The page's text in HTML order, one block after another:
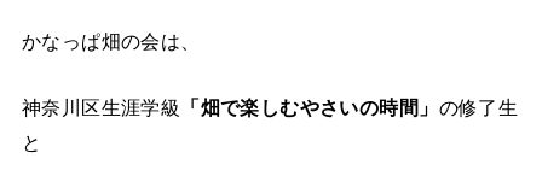
かなっぱ畑の会は、
神奈川区生涯学級 「畑で楽しむやさいの時間」 の修了生
と